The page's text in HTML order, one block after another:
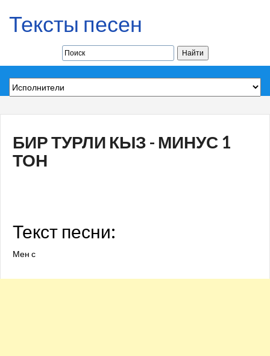
Тексты песен
БИР ТУРЛИ КЫЗ - МИНУС 1
ТОН
Текст песни:
Мен с